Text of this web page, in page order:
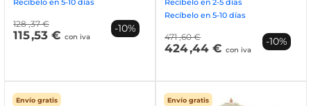
Recíbelo en 5-10 días
128 ,37 €
115,53 € con iva
-10%
Recíbelo en 2-5 días
Recíbelo en 5-10 días
471 ,60 €
424,44 € con iva
-10%
Envío gratis Envío gratis